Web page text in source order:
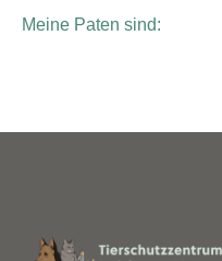
Meine Paten sind: